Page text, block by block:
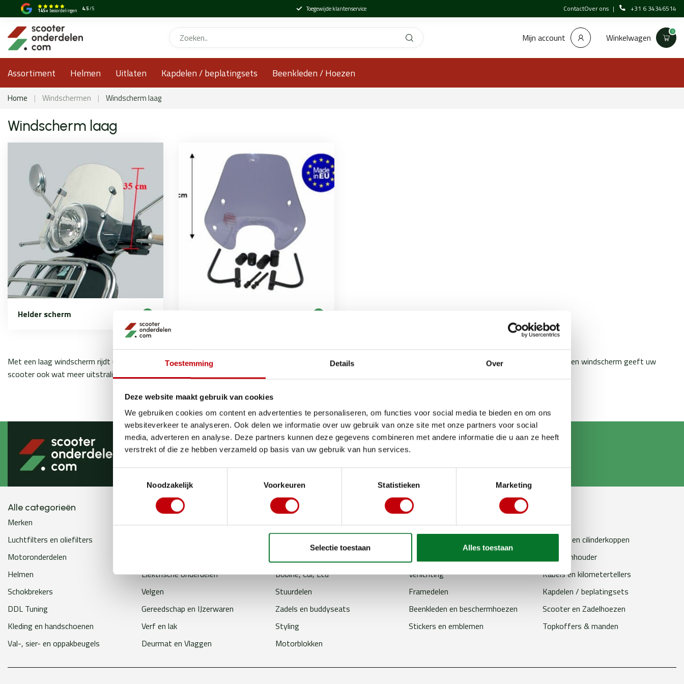
Toestemming Details Over
Deze website maakt gebruik van cookies
We gebruiken cookies om content en advertenties te personaliseren, om functies voor social media te bieden en om ons
websiteverkeer te analyseren. Ook delen we informatie over uw gebruik van onze site met onze partners voor social
media, adverteren en analyse. Deze partners kunnen deze gegevens combineren met andere informatie die u aan ze heeft
verstrekt of die ze hebben verzameld op basis van uw gebruik van hun services.
Noodzakelijk
Voorkeuren Statistieken Marketing
Selectie toestaan Alles toestaan
145+ beoordelingen 4.5/5 Toegewijde klantenservice ContactOver ons +31 6 34346514
Mijn account Winkelwagen 0
Assortiment Helmen Uitlaten Kapdelen / beplatingsets Beenkleden / Hoezen
Home | Windschermen | Windscherm laag
Windscherm laag
Helder scherm
Met een laag windscherm rijdt u meer beschermend in weer en wind, het houdt insecten en regen en wind tegen. de windschermen zijn leverbaar in helder en smoke, een windscherm geeft uw
scooter ook wat meer uitstraling.
Brengt jouw scooter in topconditie
Alle categorieën
Merken Banden Accu Smeer en onderhoudsproducten
Bougies
Luchtfilters en oliefilters
Cilinders en cilinderkoppen
Motoronderdelen
Telefoonhouder
Helmen
Elektrische onderdelen Bobine, Cdi, Ecu Verlichting
Kabels en kilometertellers
Schokbrekers
Velgen Stuurdelen Framedelen
Kapdelen / beplatingsets
DDL Tuning
Gereedschap en IJzerwaren Zadels en buddyseats Beenkleden en beschermhoezen
Scooter en Zadelhoezen
Kleding en handschoenen
Verf en lak Styling Stickers en emblemen
Topkoffers & manden
Val-, sier- en oppakbeugels
Deurmat en Vlaggen Motorblokken